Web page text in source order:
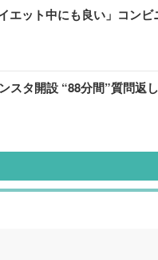
エット中にも良い」コン
スタ開設 “88分間”質問返